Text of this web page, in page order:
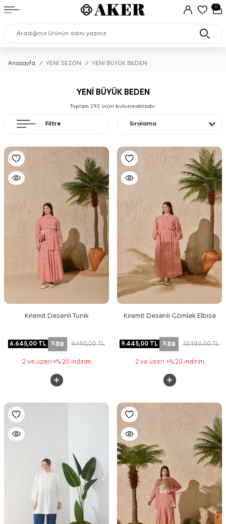
0
Anasayfa / YENİ SEZON / YENİ BÜYÜK BEDEN
Filtre
YENİ BÜYÜK BEDEN
Toplam 292 ürün bulunmaktadır.
Sıralama
Kiremit Desenli Tunik
6.645,00 TL %30 9.490,00TL
2 ve üzeri +% 20 indirim
Kiremit Desenli Gömlek Elbise
9.445,00 TL %30 13.490,00TL
2 ve üzeri +% 20 indirim